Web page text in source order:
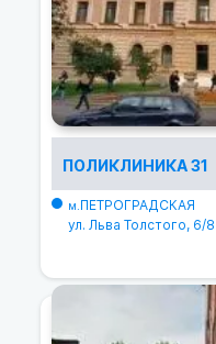
ПОЛИКЛИНИКА 31
м.ПЕТРОГРАДСКАЯ
ул. Льва Толстого, 6/8